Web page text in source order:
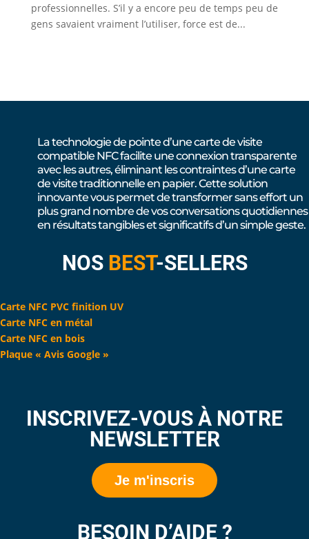
professionnelles. S’il y a encore peu de temps peu de
gens savaient vraiment l’utiliser, force est de...
La technologie de pointe d’une carte de visite
compatible NFC facilite une connexion transparente
avec les autres, éliminant les contraintes d’une carte
de visite traditionnelle en papier. Cette solution
innovante vous permet de transformer sans effort un
plus grand nombre de vos conversations quotidiennes
en résultats tangibles et significatifs d’un simple geste.
NOS BEST-SELLERS
Carte NFC PVC finition UV
Carte NFC en métal
Carte NFC en bois
Plaque « Avis Google »
INSCRIVEZ-VOUS À NOTRE
NEWSLETTER
Je m'inscris
BESOIN D’AIDE ?